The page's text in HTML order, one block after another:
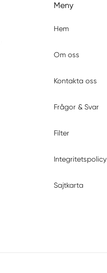
Meny
Hem
Om oss
Kontakta oss
Frågor & Svar
Filter
Integritetspolicy
Sajtkarta